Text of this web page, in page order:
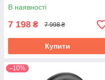
В наявності
7 198 ₴ 7 998 ₴
Купити
–10%